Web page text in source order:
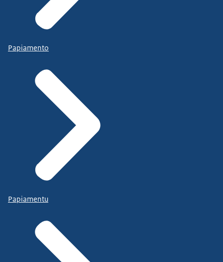
Papiamento
Papiamentu